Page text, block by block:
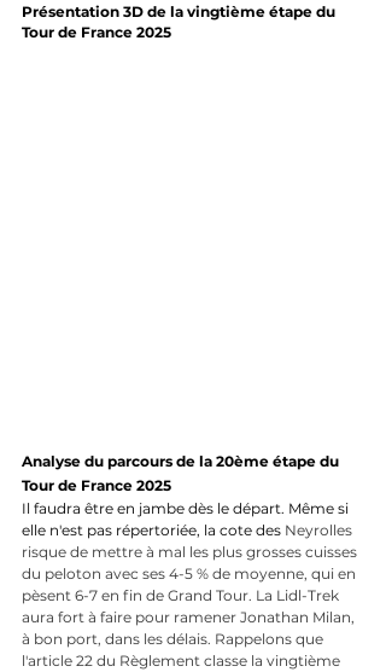
Présentation 3D de la vingtième étape du
Tour de France 2025
Analyse du parcours de la 20ème étape du
Tour de France 2025
Il faudra être en jambe dès le départ. Même si
elle n'est pas répertoriée, la cote des Neyrolles
risque de mettre à mal les plus grosses cuisses
du peloton avec ses 4-5 % de moyenne, qui en
pèsent 6-7 en fin de Grand Tour. La Lidl-Trek
aura fort à faire pour ramener Jonathan Milan,
à bon port, dans les délais. Rappelons que
l'article 22 du Règlement classe la vingtième